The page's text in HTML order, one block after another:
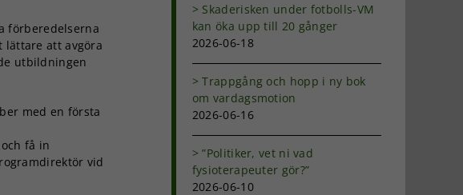
förberedelserna
lättare att avgöra
utbildningen
med en första
få in
vid
Skaderisken under fotbolls-VM
kan öka upp till 20 gånger
2026-06-18
Trappgång och hopp i ny bok
om vardagsmotion
2026-06-16
”Politiker, vet ni vad
fysioterapeuter gör?”
2026-06-10